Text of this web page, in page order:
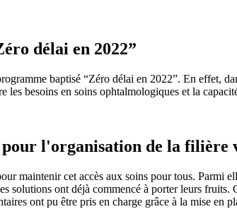
délai en 2022”
baptisé “Zéro délai en 2022”. En effet,
les besoins en soins ophtalmologiques et la
l'organisation de la filière
maintenir cet accès aux soins pour tous. Parmi
solutions ont déjà commencé à porter leurs
ont pu être pris en charge grâce à la mise en